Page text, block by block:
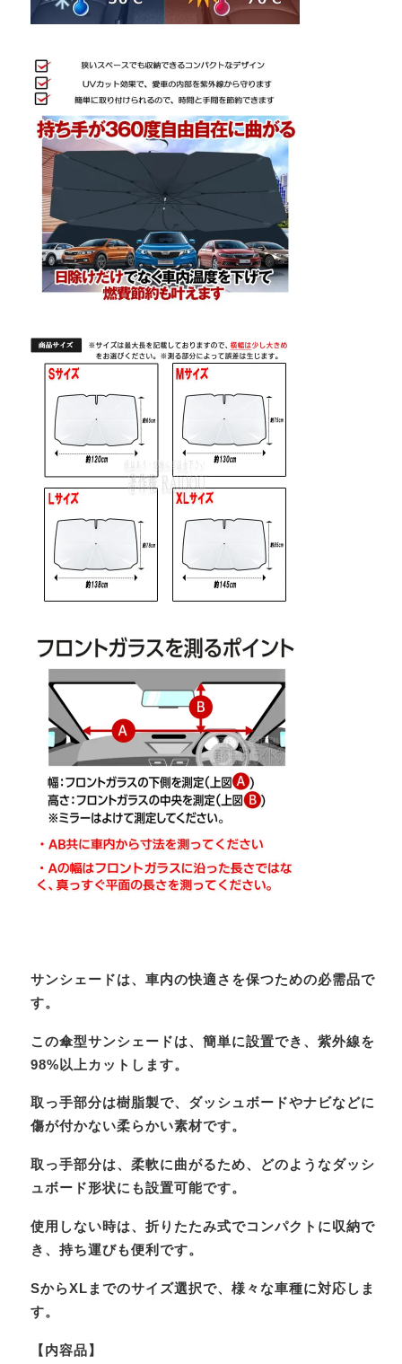
サンシェードは、車内の快適さを保つための必需品で
す。
この傘型サンシェードは、簡単に設置でき、紫外線を
98%以上カットします。
取っ手部分は樹脂製で、ダッシュボードやナビなどに
傷が付かない柔らかい素材です。
取っ手部分は、柔軟に曲がるため、どのようなダッシ
ュボード形状にも設置可能です。
使用しない時は、折りたたみ式でコンパクトに収納で
き、持ち運びも便利です。
SからXLまでのサイズ選択で、様々な車種に対応しま
す。
【内容品】